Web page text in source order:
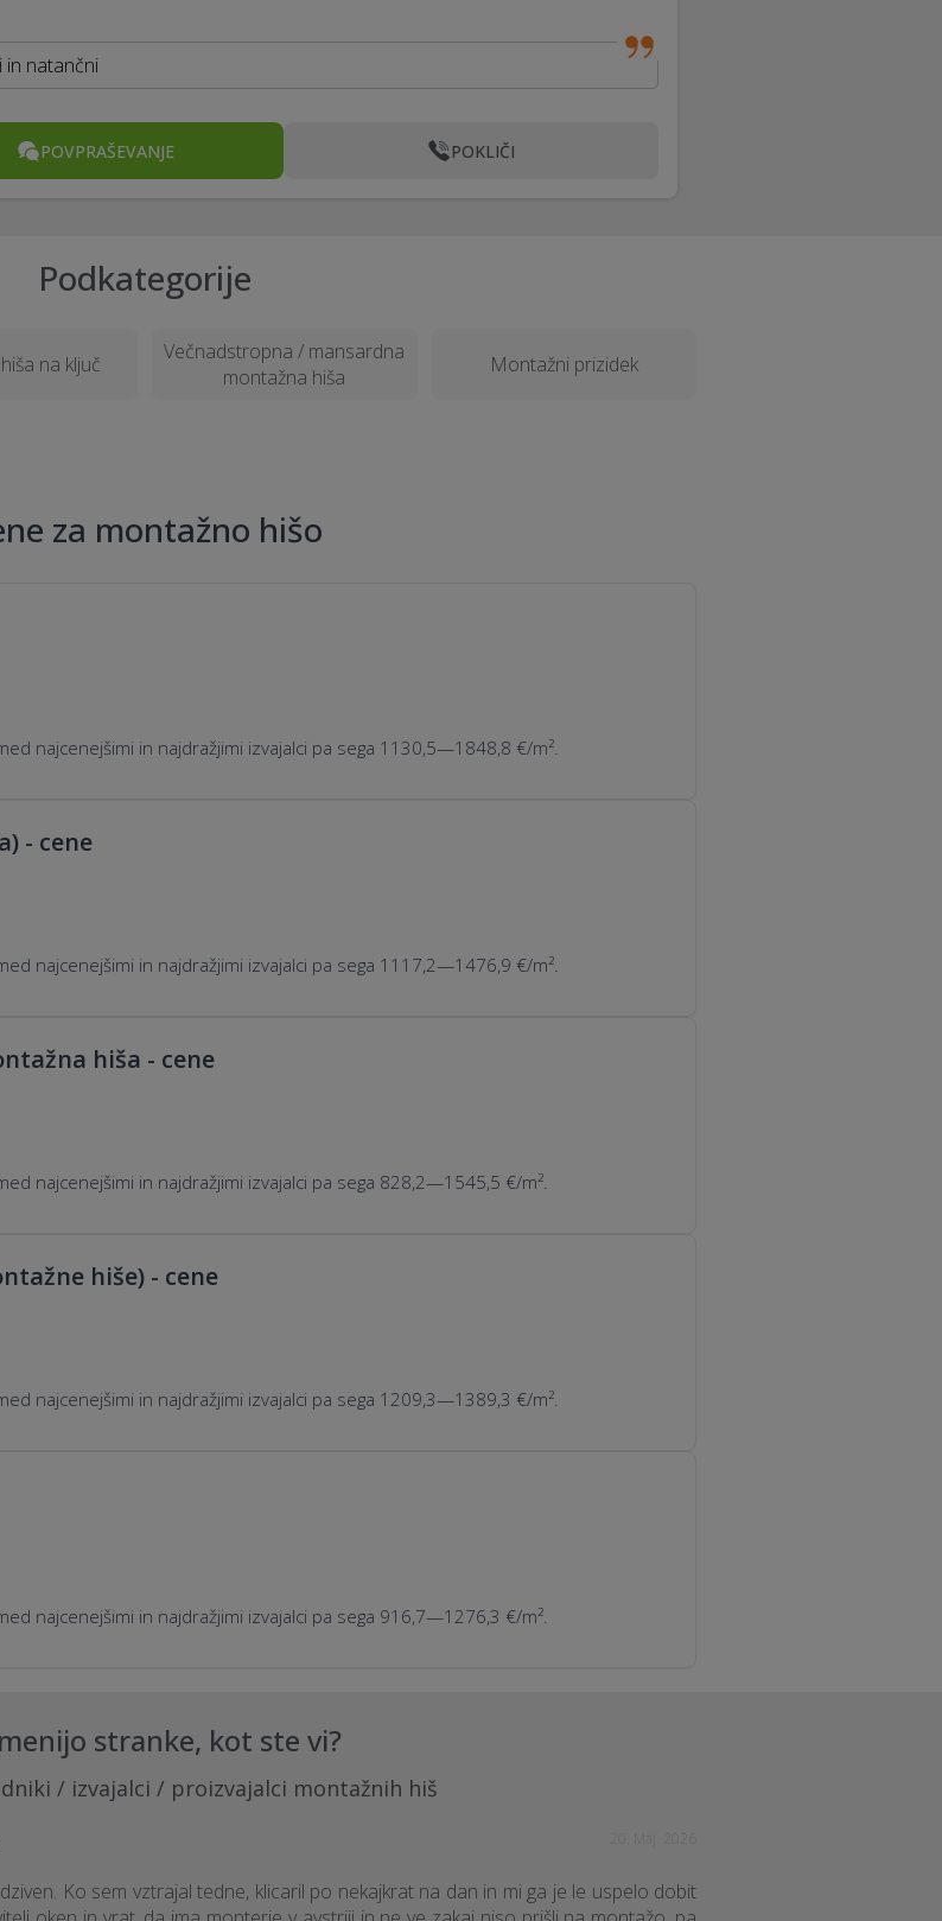
in natančni
POVPRAŠEVANJE POKLIČI
Podkategorije
na ključ
Večnadstropna / mansardna
montažna hiša
Montažni prizidek
za montažno hišo
najcenejšimi in najdražjimi izvajalci pa sega 1130,5—1848,8 €/m².
- cene
najcenejšimi in najdražjimi izvajalci pa sega 1117,2—1476,9 €/m².
hiša - cene
najcenejšimi in najdražjimi izvajalci pa sega 828,2—1545,5 €/m².
hiše) - cene
najcenejšimi in najdražjimi izvajalci pa sega 1209,3—1389,3 €/m².
najcenejšimi in najdražjimi izvajalci pa sega 916,7—1276,3 €/m².
stranke, kot ste vi?
/ izvajalci / proizvajalci montažnih hiš
Ko sem vztrajal tedne, klicaril po nekajkrat na dan in mi ga je le uspelo dobit